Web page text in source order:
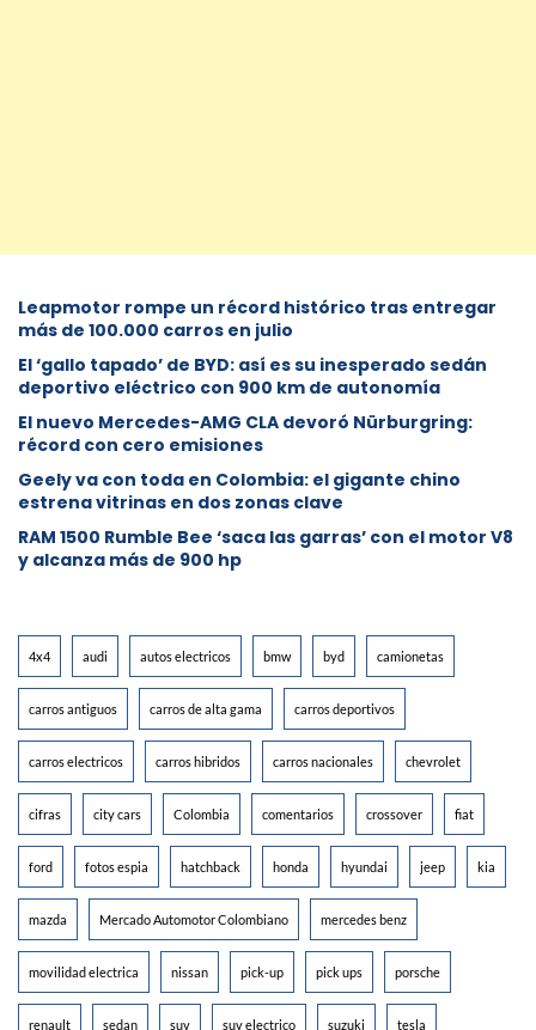
Leapmotor rompe un récord histórico tras entregar
más de 100.000 carros en julio
El ‘gallo tapado’ de BYD: así es su inesperado sedán
deportivo eléctrico con 900 km de autonomía
El nuevo Mercedes-AMG CLA devoró Nürburgring:
récord con cero emisiones
Geely va con toda en Colombia: el gigante chino
estrena vitrinas en dos zonas clave
RAM 1500 Rumble Bee ‘saca las garras’ con el motor V8
y alcanza más de 900 hp
4x4 audi autos electricos bmw byd camionetas
carros antiguos carros de alta gama carros deportivos
carros electricos carros hibridos carros nacionales chevrolet
cifras city cars Colombia comentarios crossover fiat
ford fotos espia hatchback honda hyundai jeep kia
mazda Mercado Automotor Colombiano mercedes benz
movilidad electrica nissan pick-up pick ups porsche
renault sedan suv suv electrico suzuki tesla